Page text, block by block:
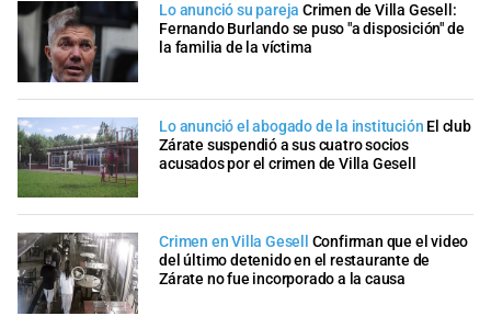
Lo anunció su pareja Crimen de Villa Gesell:
Fernando Burlando se puso "a disposición" de
la familia de la víctima
Lo anunció el abogado de la institución El club
Zárate suspendió a sus cuatro socios
acusados por el crimen de Villa Gesell
Crimen en Villa Gesell
Confirman que el video
del último detenido en el restaurante de
Zárate no fue incorporado a la causa